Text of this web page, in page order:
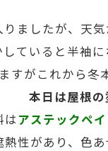
りましたが、天
していると半袖
すがこれから冬
本日は屋根の
はアステックペ
性があり、色